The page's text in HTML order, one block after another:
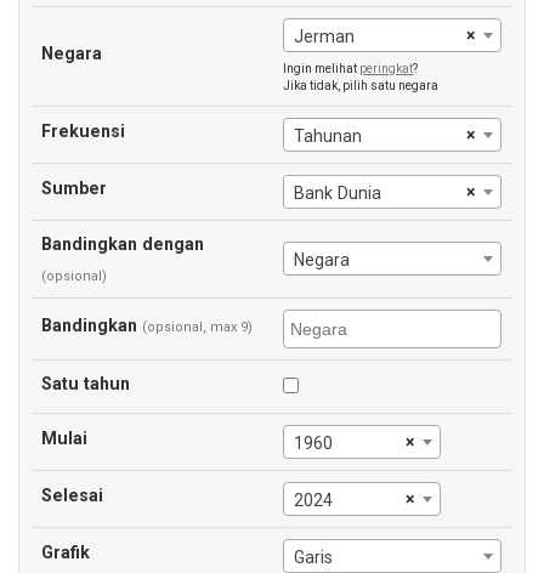
Negara
×
Jerman
Ingin melihat peringkat?
Jika tidak, pilih satu negara
Frekuensi ×
Tahunan
Sumber ×
Bank Dunia
Bandingkan dengan
(opsional)
Negara
Bandingkan (opsional, max 9)
Satu tahun
Mulai ×
1960
Selesai ×
2024
Grafik Garis